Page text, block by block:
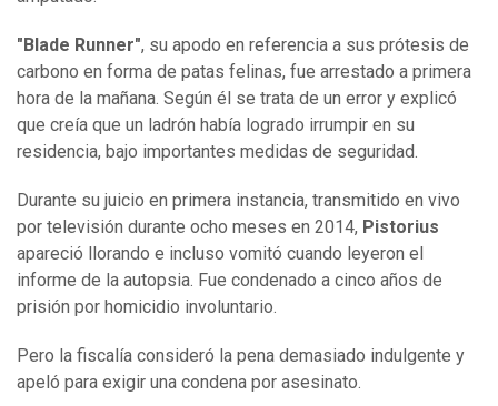
"Blade Runner", su apodo en referencia a sus prótesis de
carbono en forma de patas felinas, fue arrestado a primera
hora de la mañana. Según él se trata de un error y explicó
que creía que un ladrón había logrado irrumpir en su
residencia, bajo importantes medidas de seguridad.
Durante su juicio en primera instancia, transmitido en vivo
por televisión durante ocho meses en 2014, Pistorius
apareció llorando e incluso vomitó cuando leyeron el
informe de la autopsia. Fue condenado a cinco años de
prisión por homicidio involuntario.
Pero la fiscalía consideró la pena demasiado indulgente y
apeló para exigir una condena por asesinato.